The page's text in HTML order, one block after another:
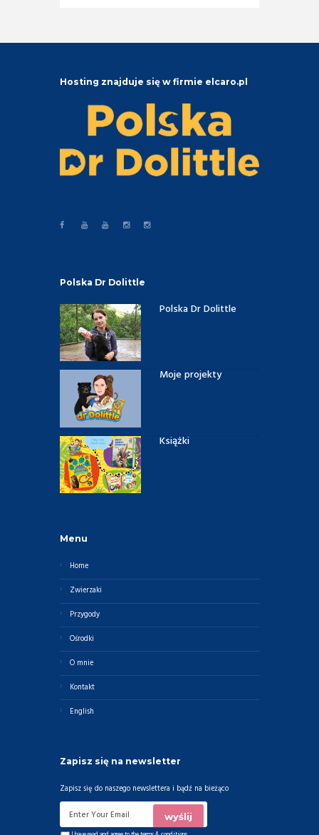
Hosting znajduje się w firmie elcaro.pl
Polska Dr Dolittle
Polska Dr Dolittle
Moje projekty
Książki
Menu
Home
Zwierzaki
Przygody
Ośrodki
O mnie
Kontakt
English
Zapisz się na newsletter
Zapisz się do naszego newslettera i bądź na bieżąco